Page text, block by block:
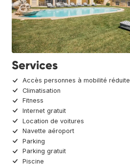
Services
Accès personnes à mobilité réduite
Climatisation
Fitness
Internet gratuit
Location de voitures
Navette aéroport
Parking
Parking gratuit
Piscine